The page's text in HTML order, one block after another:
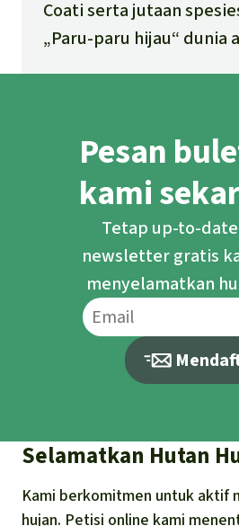
Coati serta jutaan
„Paru-paru hijau“ dunia
bersama antara hewan
serta bahaya
Pesan
kami
Tetap up-to-
newsletter gratis
menyelamatkan
Selamatkan Hutan
Kami berkomitmen untuk aktif
hujan. Petisi online kami